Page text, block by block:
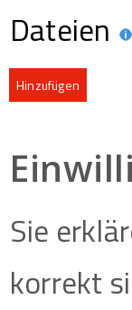
Dateien
Hinzufügen
Sie
korrekt